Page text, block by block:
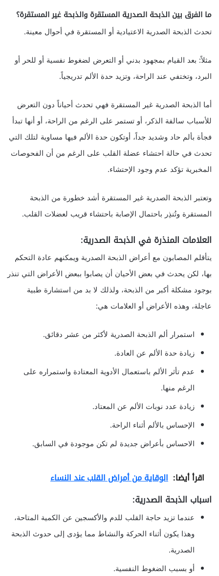
ما الفرق بين الذبحة الصدرية المستقرة والذبحة غير المستقرة؟
تحدث الذبحة الصدرية الاعتيادية أو المستقرة في أحوال معينة.
مثلاً: بعد القيام بمجهود بدني أو التعرض لضغوط نفسية أو للحر أو
البرد، وتختفي عند الراحة، وتزيد حدة الألم تدريجياً.
أما الذبحة الصدرية غير المستقرة فهي تحدث أحياناً دون التعرض
للأسباب سالفة الذكر، أو تستمر على الرغم من الراحة، أو أنها تبدأ
فجأة بألم حاد وشديد جداً، أوتكون حدة الألم فيها مساوية لتلك التي
تحدث في حالة احتشاء عضلة القلب على الرغم من أن الفحوصات
المخبرية تؤكد عدم وجود الإحتشاء.
وتعتبر الذبحة الصدرية غير المستقرة أشد خطورة من الذبحة
المستقرة وتُنذِر باحتمال الإصابة باحتشاء قريب لعضلات القلب.
العلامات المنذرة في الذبحة الصدرية:
يتأقلم المصابون مع أعراض الذبحة الصدرية ويمكنهم عادة التحكم
بها، لكن يحدث في بعض الأحيان أن يصابوا ببعض الأعراض التي تنذر
بوجود مشكلة أكبر من الذبحة، ولذلك لا بد من استشارة طبية
عاجلة، وهذه الأعراض أو العلامات هي:
استمرار ألم الذبحة الصدرية لأكثر من عشر دقائق.
زيادة حدة الألم عن العادة.
عدم تأثر الألم باستعمال الأدوية المعتادة واستمراره على
الرغم منها.
زيادة عدد نوبات الألم عن المعتاد.
الإحساس بالألم أثناء الراحة.
الاحساس بأعراض جديدة لم تكن موجودة في السابق.
اقرأ أيضا: الوقاية من أمراض القلب عند النساء
اسباب الذبحة الصدرية:
عندما تزيد حاجة القلب للدم والأكسجين عن الكمية المتاحة،
وهذا يكون أثناء الحركة والنشاط مما يؤدى إلى حدوث الذبحة
الصدرية.
أو بسبب الضغوط النفسية.